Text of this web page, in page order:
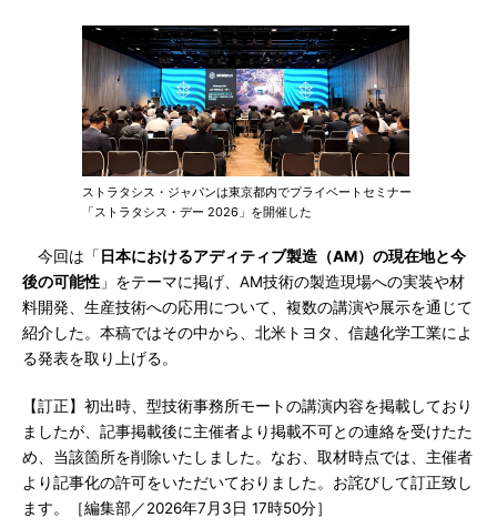
ストラタシス・ジャパンは東京都内でプライベートセミナー
「ストラタシス・デー 2026」を開催した
今回は「 日本におけるアディティブ製造（AM）の現在地と今
後の可能性 」をテーマに掲げ、AM技術の製造現場への実装や材
料開発、生産技術への応用について、複数の講演や展示を通じて
紹介した。本稿ではその中から、北米トヨタ、信越化学工業によ
る発表を取り上げる。
【訂正】初出時、型技術事務所モートの講演内容を掲載しており
ましたが、記事掲載後に主催者より掲載不可との連絡を受けたた
め、当該箇所を削除いたしました。なお、取材時点では、主催者
より記事化の許可をいただいておりました。お詫びして訂正致し
ます。［編集部／2026年7月3日 17時50分］